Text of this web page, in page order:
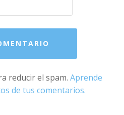
reducir el spam.Aprende
de tus comentarios.